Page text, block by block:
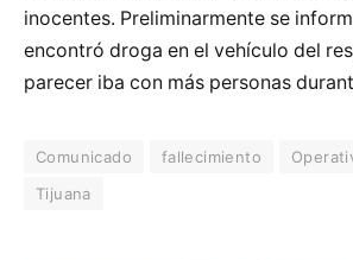
inocentes. Preliminarmente se
encontró droga en el vehículo del
parecer iba con más personas
Comunicado fallecimiento
Tijuana